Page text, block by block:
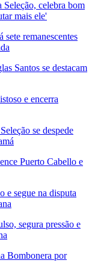
Seleção, celebra bom
mais ele'
remanescentes
Santos se destacam
e encerra
se despede
Puerto Cabello e
e segue na disputa
segura pressão e
Bombonera por